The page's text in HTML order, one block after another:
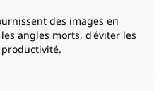
des images en
angles morts, d'éviter les